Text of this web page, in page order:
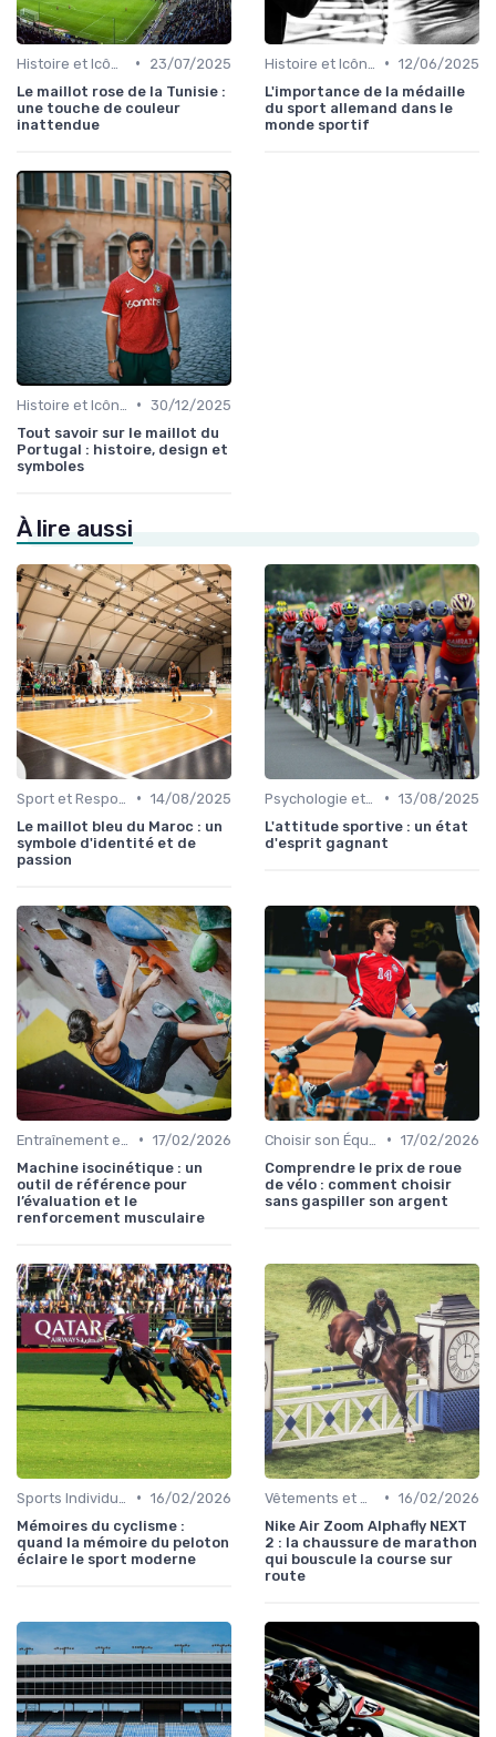
•
23/07/2025
Le maillot rose de la Tunisie :
une touche de couleur
inattendue
• 12/06/2025
L'importance de la médaille
du sport allemand dans le
monde sportif
• 30/12/2025
Tout savoir sur le maillot du
Portugal : histoire, design et
symboles
À lire aussi
• 14/08/2025
Le maillot bleu du Maroc : un
symbole d'identité et de
passion
• 13/08/2025
L'attitude sportive : un état
d'esprit gagnant
• 17/02/2026
Machine isocinétique : un
outil de référence pour
l’évaluation et le
renforcement musculaire
• 17/02/2026
Comprendre le prix de roue
de vélo : comment choisir
sans gaspiller son argent
• 16/02/2026
Mémoires du cyclisme :
quand la mémoire du peloton
éclaire le sport moderne
• 16/02/2026
Nike Air Zoom Alphafly NEXT
2 : la chaussure de marathon
qui bouscule la course sur
route